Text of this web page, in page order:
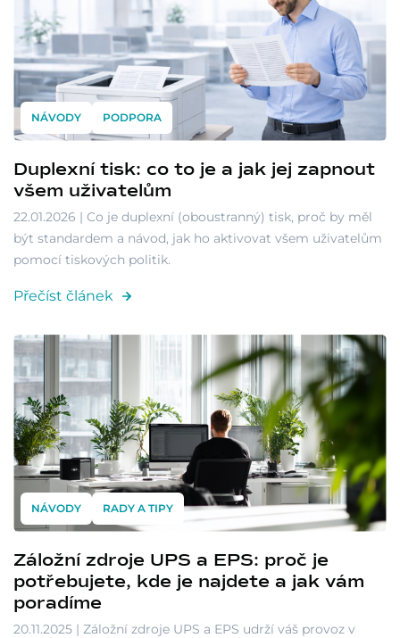
NÁVODY PODPORA
Duplexní tisk: co to je a jak jej zapnout
všem uživatelům
22.01.2026 | Co je duplexní (oboustranný) tisk, proč by měl
být standardem a návod, jak ho aktivovat všem uživatelům
pomocí tiskových politik.
Přečíst článek
NÁVODY RADY A TIPY
Záložní zdroje UPS a EPS: proč je
potřebujete, kde je najdete a jak vám
poradíme
20.11.2025 | Záložní zdroje UPS a EPS udrží váš provoz v